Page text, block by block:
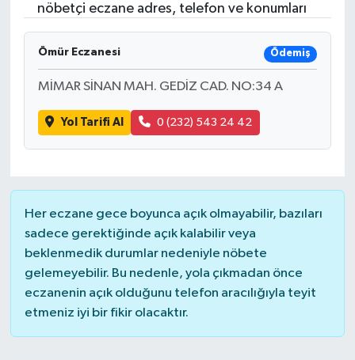
nöbetçi eczane adres, telefon ve konumları
Ömür Eczanesi Ödemiş
MİMAR SİNAN MAH. GEDİZ CAD. NO:34 A
Yol Tarifi Al 0 (232) 543 24 42
Her eczane gece boyunca açık olmayabilir, bazıları
sadece gerektiğinde açık kalabilir veya
beklenmedik durumlar nedeniyle nöbete
gelemeyebilir. Bu nedenle, yola çıkmadan önce
eczanenin açık olduğunu telefon aracılığıyla teyit
etmeniz iyi bir fikir olacaktır.